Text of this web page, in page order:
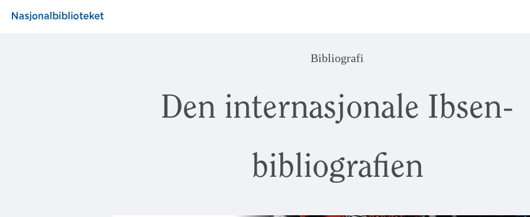
Bibliografi
Den internasjonale Ibsen-
bibliografien